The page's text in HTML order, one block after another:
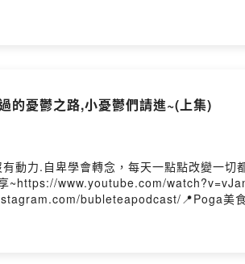
的憂鬱之路,小憂鬱們請進~(上集)
動力.自卑學會轉念，每天一點點改變一
~https://www.youtube.com/
bubleteapodcast/📍Poga